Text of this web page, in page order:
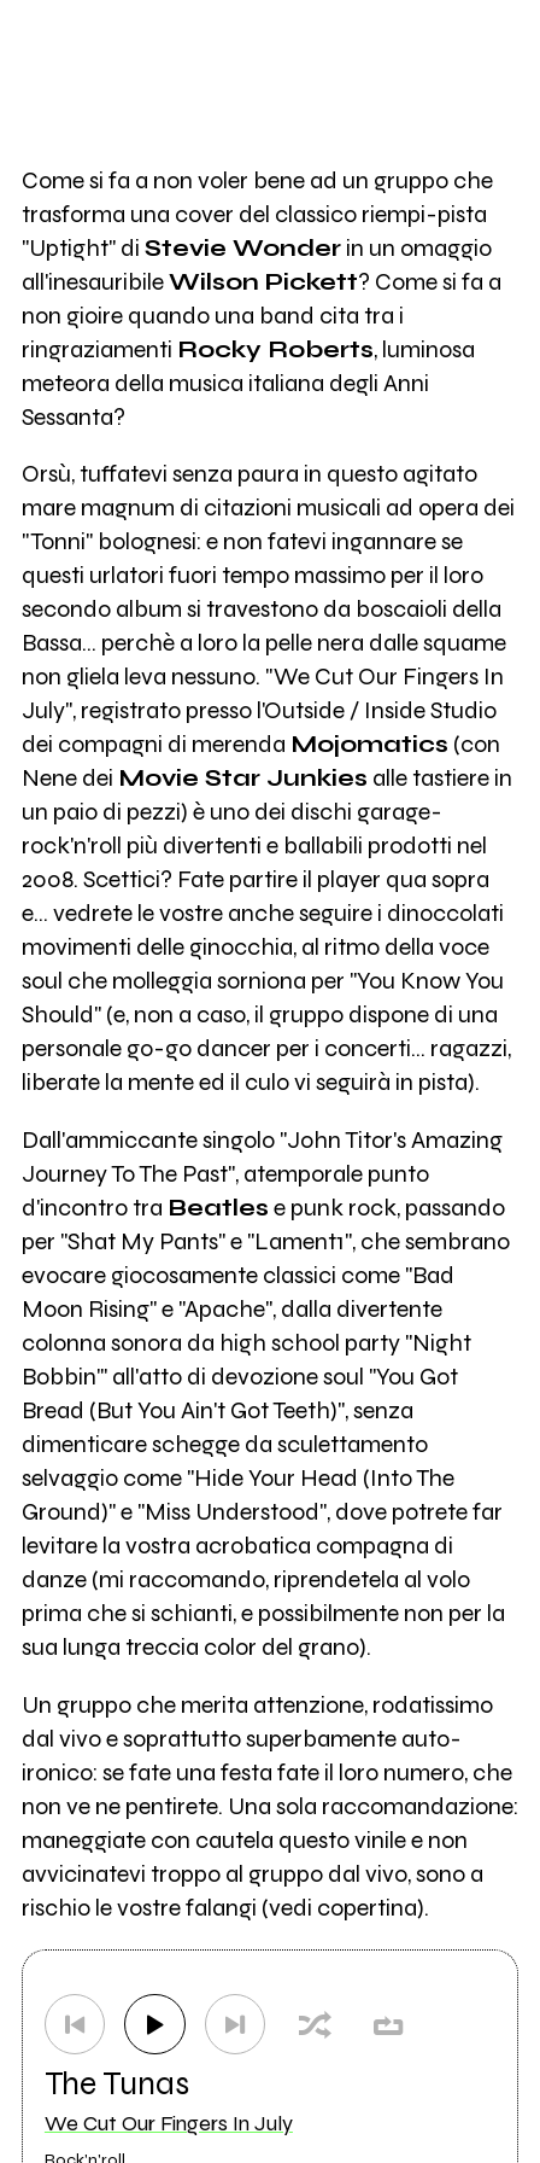
Come si fa a non voler bene ad un gruppo che
trasforma una cover del classico riempi-pista
"Uptight" di Stevie Wonderin un omaggio
all'inesauribileWilson Pickett? Come si fa a
non gioire quando una band cita tra i
ringraziamenti Rocky Roberts, luminosa
meteora della musica italiana degli Anni
Sessanta?
Orsù, tuffatevi senza paura in questo agitato
mare magnum di citazioni musicali ad opera dei
"Tonni" bolognesi: e non fatevi ingannare se
questi urlatori fuori tempo massimo per il loro
secondo album si travestono da boscaioli della
Bassa... perchè a loro la pelle nera dalle squame
non gliela leva nessuno. "We Cut Our Fingers In
July", registrato presso l'Outside / Inside Studio
dei compagni di merenda Mojomatics (con
Nene dei Movie Star Junkies alle tastiere in
un paio di pezzi) è uno dei dischi garage-
rock'n'roll più divertenti e ballabili prodotti nel
2008. Scettici? Fate partire il player qua sopra
e... vedrete le vostre anche seguire i dinoccolati
movimenti delle ginocchia, al ritmo della voce
soul che molleggia sorniona per "You Know You
Should" (e, non a caso, il gruppo dispone di una
personale go-go dancer per i concerti... ragazzi,
liberate la mente ed il culo vi seguirà in pista).
Dall'ammiccante singolo "John Titor's Amazing
Journey To The Past", atemporale punto
d'incontro tra Beatles e punk rock, passando
per "Shat My Pants" e "Lament1", che sembrano
evocare giocosamente classici come "Bad
Moon Rising" e "Apache", dalla divertente
colonna sonora da high school party "Night
Bobbin'" all'atto di devozione soul "You Got
Bread (But You Ain't Got Teeth)", senza
dimenticare schegge da sculettamento
selvaggio come "Hide Your Head (Into The
Ground)" e "Miss Understood", dove potrete far
levitare la vostra acrobatica compagna di
danze (mi raccomando, riprendetela al volo
prima che si schianti, e possibilmente non per la
sua lunga treccia color del grano).
Un gruppo che merita attenzione, rodatissimo
dal vivo e soprattutto superbamente auto-
ironico: se fate una festa fate il loro numero, che
non ve ne pentirete. Una sola raccomandazione:
maneggiate con cautela questo vinile e non
avvicinatevi troppo al gruppo dal vivo, sono a
rischio le vostre falangi (vedi copertina).
The Tunas
We Cut Our Fingers In July